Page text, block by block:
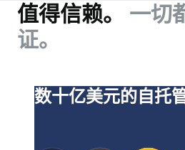
值得信赖。
一切
证。
数十亿美元的自托